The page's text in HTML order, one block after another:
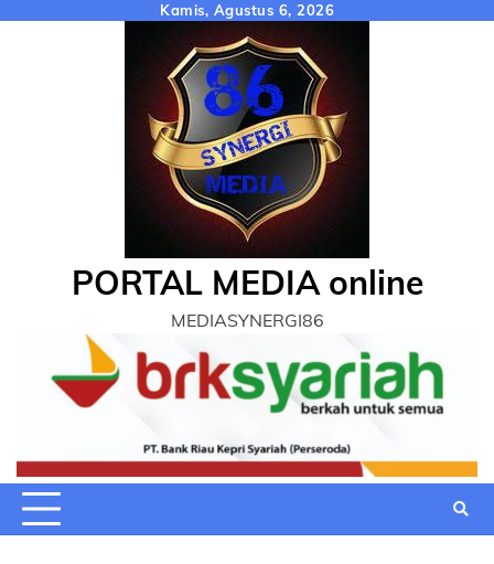
Kamis, Agustus 6, 2026
PORTAL MEDIA online
MEDIASYNERGI86